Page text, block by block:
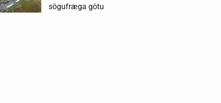
sögufræga götu